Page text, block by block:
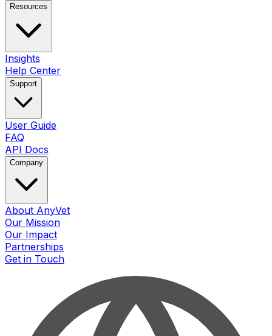
Resources
Insights
Help Center
Support
User Guide
FAQ
API Docs
Company
About AnyVet
Our Mission
Our Impact
Partnerships
Get in Touch